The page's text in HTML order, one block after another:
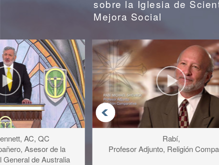
sobre la Iglesia de
Mejora Social
AC, QC
Asesor de la
de Australia
Rabí,
Profesor Adjunto, Religión